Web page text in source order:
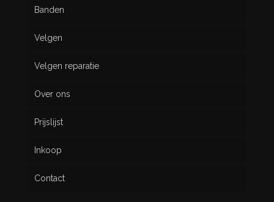
Banden
Nieuw
Gebruikt
Velgen
Velgen reparatie
Over ons
Prijslijst
Inkoop
Contact